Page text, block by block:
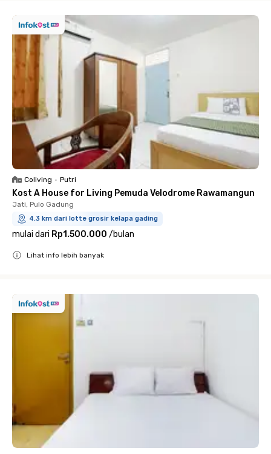
Coliving • Putri
Kost A House for Living Pemuda Velodrome Rawamangun
Jati, Pulo Gadung
4.3 km dari lotte grosir kelapa gading
mulai dari Rp1.500.000 /bulan
Lihat info lebih banyak